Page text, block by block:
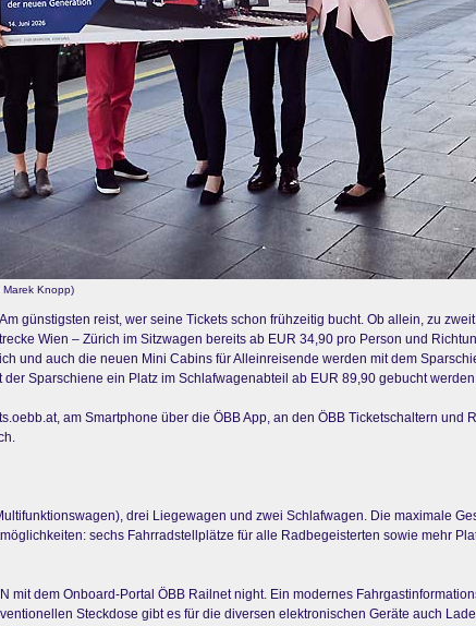
Marek Knopp)
günstigsten reist, wer seine Tickets schon frühzeitig bucht. Ob allein, zu
Wien – Zürich im Sitzwagen bereits ab EUR 34,90 pro Person und
und auch die neuen Mini Cabins für Alleinreisende werden mit dem
Sparschiene ein Platz im Schlafwagenabteil ab EUR 89,90 gebucht
am Smartphone über die ÖBB App, an den ÖBB Ticketschaltern und
drei Liegewagen und zwei Schlafwagen. Die maximale
sechs Fahrradstellplätze für alle Radbegeisterten sowie mehr
dem Onboard-Portal ÖBB Railnet night. Ein modernes
Steckdose gibt es für die diversen elektronischen Geräte auch